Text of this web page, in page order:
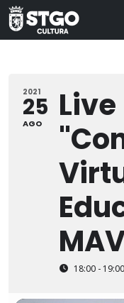
2021
25
AGO
Live
18:00 - 19:00